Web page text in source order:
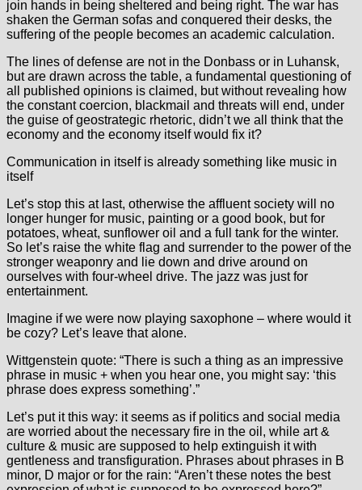
join hands in being sheltered and being right. The war has
shaken the German sofas and conquered their desks, the
suffering of the people becomes an academic calculation.
The lines of defense are not in the Donbass or in Luhansk,
but are drawn across the table, a fundamental questioning of
all published opinions is claimed, but without revealing how
the constant coercion, blackmail and threats will end, under
the guise of geostrategic rhetoric, didn’t we all think that the
economy and the economy itself would fix it?
Communication in itself is already something like music in
itself
Let’s stop this at last, otherwise the affluent society will no
longer hunger for music, painting or a good book, but for
potatoes, wheat, sunflower oil and a full tank for the winter.
So let’s raise the white flag and surrender to the power of the
stronger weaponry and lie down and drive around on
ourselves with four-wheel drive. The jazz was just for
entertainment.
Imagine if we were now playing saxophone – where would it
be cozy? Let’s leave that alone.
Wittgenstein quote: “There is such a thing as an impressive
phrase in music + when you hear one, you might say: ‘this
phrase does express something’.”
Let’s put it this way: it seems as if politics and social media
are worried about the necessary fire in the oil, while art &
culture & music are supposed to help extinguish it with
gentleness and transfiguration. Phrases about phrases in B
minor, D major or for the rain: “Aren’t these notes the best